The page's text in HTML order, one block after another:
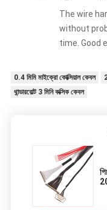
The wire
without
time. Good
0.4 মিমি মাইক্রো কোক্সিয়াল কেবল
থান্ডারবোল্ট 3 মিনি কক্সিক কেবল